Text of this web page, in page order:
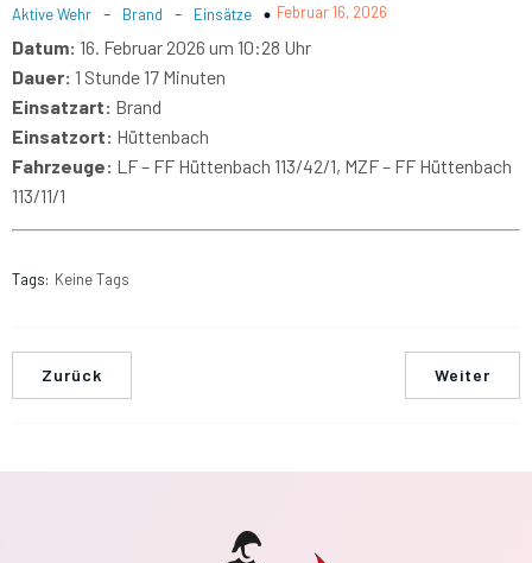
Aktive Wehr - Brand - Einsätze Februar 16, 2026
Datum: 16. Februar 2026 um 10:28 Uhr
Dauer: 1 Stunde 17 Minuten
Einsatzart: Brand
Einsatzort: Hüttenbach
Fahrzeuge: LF – FF Hüttenbach 113/42/1, MZF – FF Hüttenbach
113/11/1
Tags: Keine Tags
Zurück Weiter